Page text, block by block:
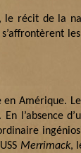
le récit de la
Amérique.
l’absence
Merrimack,